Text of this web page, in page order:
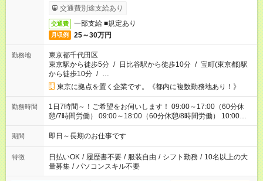
交通費別途支給あり
交通費 一部支給 ■規定あり
月収例 25～30万円
勤務地
東京都千代田区
東京駅から徒歩5分 / 日比谷駅から徒歩10分 / 宝町(東京都)駅
から徒歩10分 / …
東京に拠点を置く企業です。《都内に複数勤務地あり！》
勤務時間
1日7時間～！ご希望をお伺いします！ 09:00～17:00（60分休
憩/7時間労働） 09:00～18:00（60分休憩/8時間労働） 10:00～
19:00（60分休憩/8時間労働）
期間 即日～長期のお仕事です
特徴 日払いOK / 履歴書不要 / 服装自由 / シフト勤務 / 10名以上の大
量募集 / パソコンスキル不要